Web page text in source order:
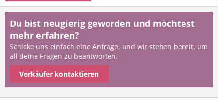
Du bist neugierig geworden und möchtest
mehr erfahren?
Schicke uns einfach eine Anfrage, und wir stehen bereit, um
all deine Fragen zu beantworten.
Verkäufer kontaktieren